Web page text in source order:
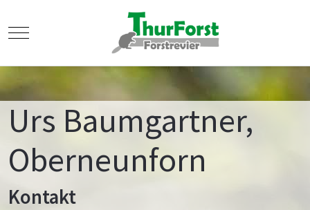
Mobile Menu Toggle
Urs Baumgartner,
Oberneunforn
Kontakt